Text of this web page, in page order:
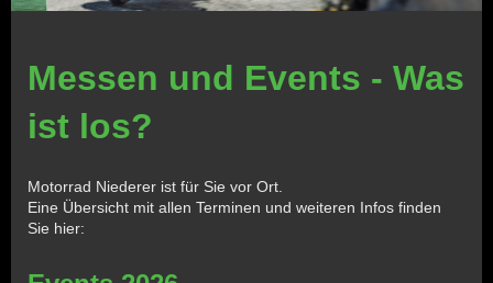
Messen und Events - Was
ist los?
Motorrad Niederer ist für Sie vor Ort.
Eine Übersicht mit allen Terminen und weiteren Infos finden
Sie hier: